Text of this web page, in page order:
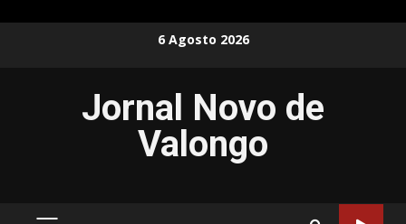
6 Agosto 2026
Jornal Novo de
Valongo